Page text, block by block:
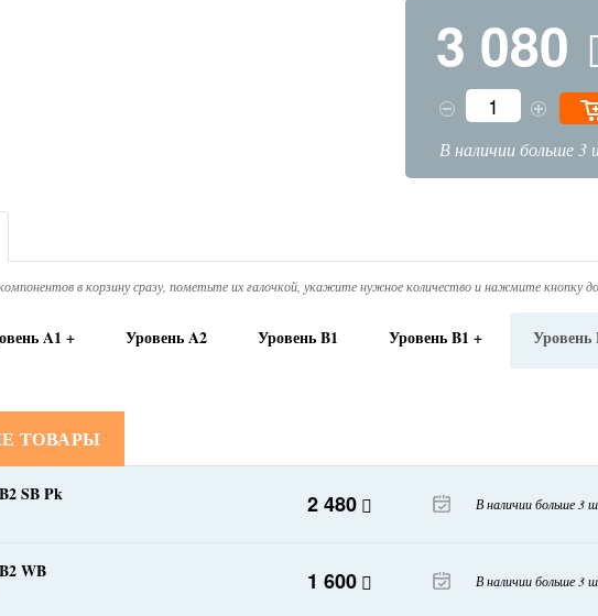
3 080
В наличии больше 3
в корзину сразу, пометьте их галочкой, укажите нужное количество и нажмите кнопку
A1 + Уровень A2 Уровень B1 Уровень B1 + Уровень
ТОВАРЫ
SB Pk 2 480 В наличии больше 3
WB 1 600 В наличии больше 3